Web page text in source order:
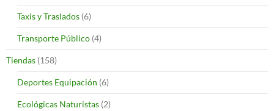
Taxis y Traslados (6)
Transporte Público (4)
Tiendas (158)
Deportes Equipación (6)
Ecológicas Naturistas (2)